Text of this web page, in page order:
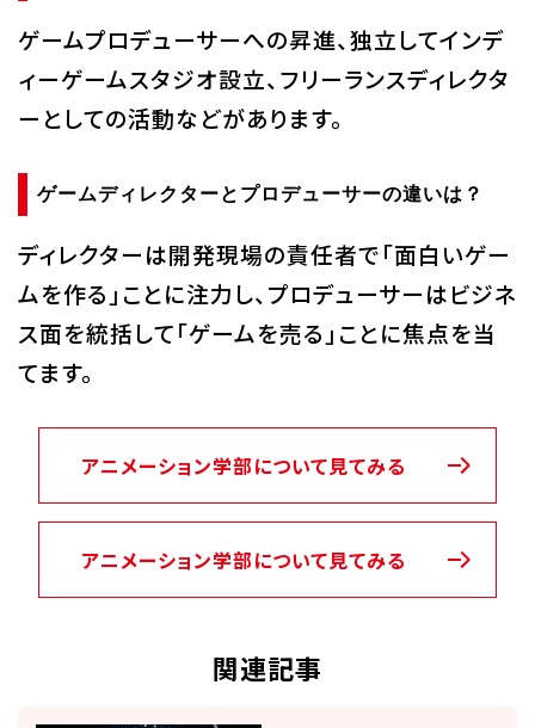
ゲームプロデューサーへの昇進、独立してインデ
ィーゲームスタジオ設立、フリーランスディレクタ
ーとしての活動などがあります。
ゲームディレクターとプロデューサーの違いは？
ディレクターは開発現場の責任者で「面白いゲー
ムを作る」ことに注力し、プロデューサーはビジネ
ス面を統括して「ゲームを売る」ことに焦点を当
てます。
アニメーション学部について見てみる
アニメーション学部について見てみる
関連記事